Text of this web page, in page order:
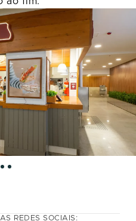
REDES SOCIAIS: